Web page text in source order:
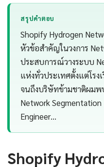
สรุปคำตอบ
Shopify Hydrogen
หัวข้อสำคัญในวงการ
ประสบการณ์วางระบบ
แห่งทั่วประเทศตั้งแต่โรง
จนถึงบริษัทข้ามชาติผมพ
Network
Engineer…
Shopify